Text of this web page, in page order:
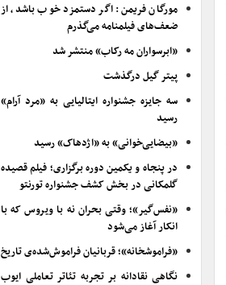
مورگان فریمن: اگر دستمزد خوب باشد، از
ضعف‌های فیلمنامه می‌گذرم
«ابرسواران مه رکاب» منتشر شد
پیتر گیل درگذشت
سه جایزه جشنواره ایتالیایی به «مرد آرام»
رسید
«بیضایی‌خوانی» به «اژدهاک» رسید
در پنجاه و یکمین دوره برگزاری؛ فیلم قصیده
گلمکانی در بخش کشف جشنواره تورنتو
«نفس‌گیر»؛ وقتی بحران نه با ویروس که با
انکار آغاز می‌شود
«فراموشخانه»؛ قربانیان فراموش‌شده‌ی تاریخ
نگاهی نقادانه بر تجربه تئاتر تعاملی ایوب